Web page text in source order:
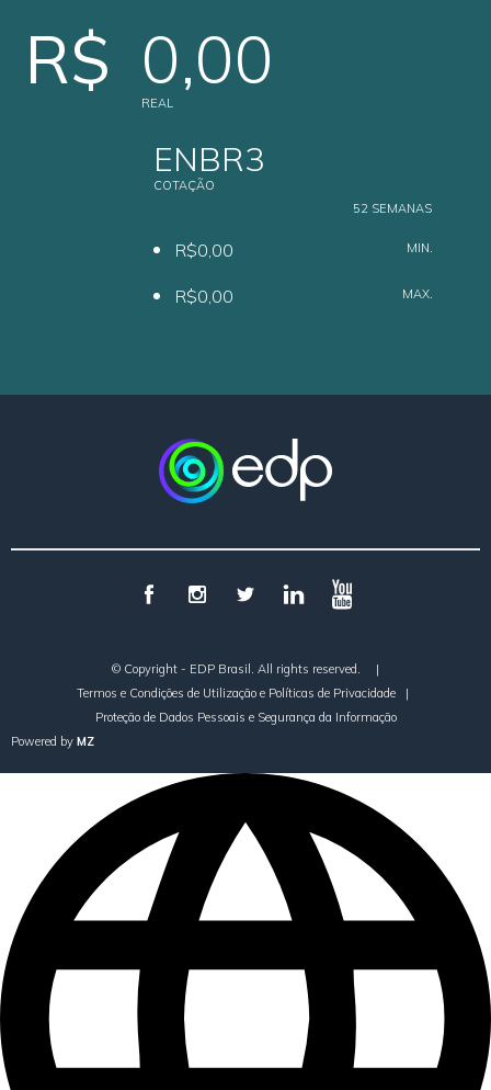
R$ 0,00
REAL
ENBR3
COTAÇÃO
52 SEMANAS
R$0,00 MIN.
R$0,00 MAX.
© Copyright - EDP Brasil. All rights reserved.
|
Termos e Condições de Utilização e Políticas de Privacidade
|
Proteção de Dados Pessoais e Segurança da Informação
Powered by MZ